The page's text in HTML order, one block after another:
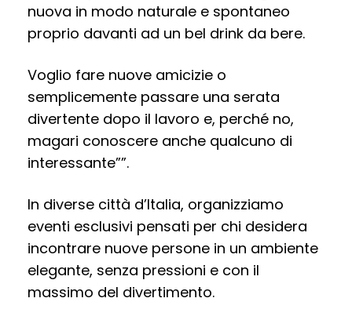
nuova in modo naturale e spontaneo
proprio davanti ad un bel drink da bere.
Voglio fare nuove amicizie o
semplicemente passare una serata
divertente dopo il lavoro e, perché no,
magari conoscere anche qualcuno di
interessante””.
In diverse città d’Italia, organizziamo
eventi esclusivi pensati per chi desidera
incontrare nuove persone in un ambiente
elegante, senza pressioni e con il
massimo del divertimento.